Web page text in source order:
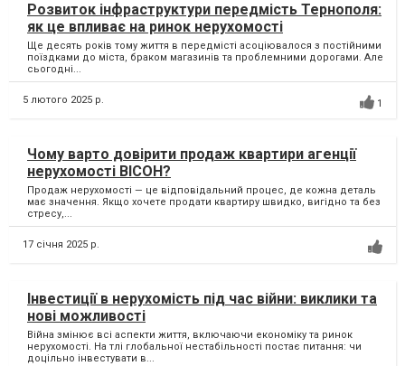
Розвиток інфраструктури передмість Тернополя:
як це впливає на ринок нерухомості
Ще десять років тому життя в передмісті асоціювалося з постійними
поїздками до міста, браком магазинів та проблемними дорогами. Але
сьогодні...
5 лютого 2025 р. 1
Чому варто довірити продаж квартири агенції
нерухомості ВІСОН?
Продаж нерухомості — це відповідальний процес, де кожна деталь
має значення. Якщо хочете продати квартиру швидко, вигідно та без
стресу,...
17 січня 2025 р.
Інвестиції в нерухомість під час війни: виклики та
нові можливості
Війна змінює всі аспекти життя, включаючи економіку та ринок
нерухомості. На тлі глобальної нестабільності постає питання: чи
доцільно інвестувати в...